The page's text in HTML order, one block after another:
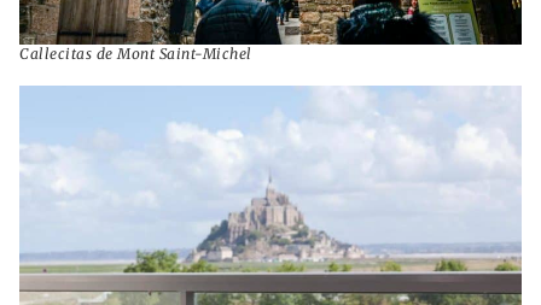
Callecitas de Mont Saint-Michel